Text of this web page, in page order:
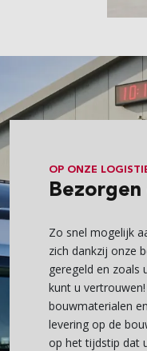
OP ONZE
Zo snel mogelijk
zich dankzij onze
geregeld en zoals
kunt u
bouwmaterialen
levering op de
op het tijdstip dat